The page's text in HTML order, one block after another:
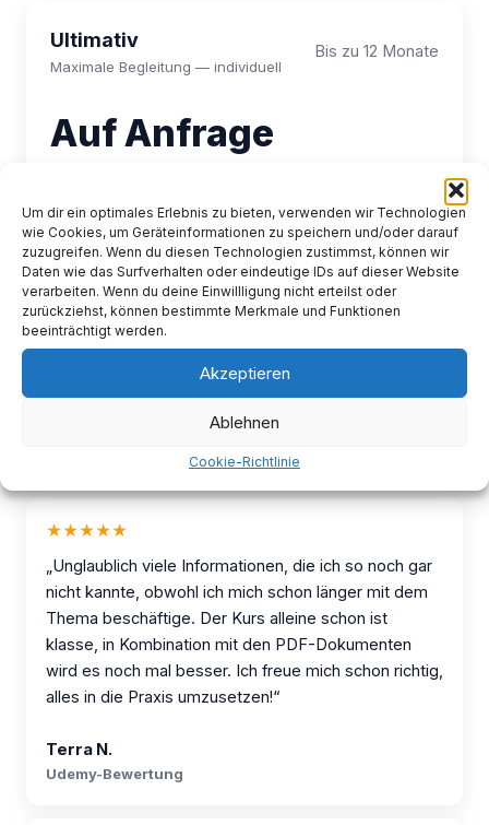
Um dir ein optimales Erlebnis zu bieten, verwenden wir Technologien
wie Cookies, um Geräteinformationen zu speichern und/oder darauf
zuzugreifen. Wenn du diesen Technologien zustimmst, können wir
Daten wie das Surfverhalten oder eindeutige IDs auf dieser Website
verarbeiten. Wenn du deine Einwillligung nicht erteilst oder
zurückziehst, können bestimmte Merkmale und Funktionen
beeinträchtigt werden.
Akzeptieren
Ablehnen
Cookie-Richtlinie
Ultimativ
Maximale Begleitung — individuell
Bis zu 12 Monate
Auf Anfrage
Intensiver schriftlicher Kontakt (z. B.
tägliche/mehrere Kontaktwege nach Absprache)
Flexible Coachings (zeitlich und vor Ort möglich)
Anfrage senden
★★★★★
„Unglaublich viele Informationen, die ich so noch gar
nicht kannte, obwohl ich mich schon länger mit dem
Thema beschäftige. Der Kurs alleine schon ist
klasse, in Kombination mit den PDF-Dokumenten
wird es noch mal besser. Ich freue mich schon richtig,
alles in die Praxis umzusetzen!“
Terra N.
Udemy-Bewertung